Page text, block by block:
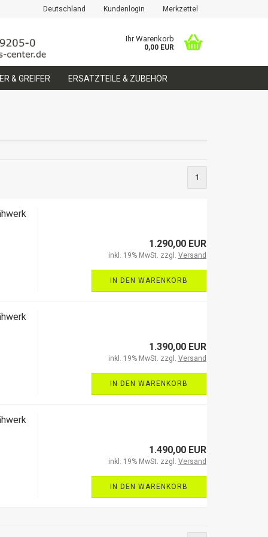
Deutschland Kundenlogin Merkzettel
Ihr Warenkorb
0,00 EUR
& GREIFER ERSATZTEILE & ZUBEHÖR
1
1.290,00 EUR
inkl. 19% MwSt. zzgl. Versand
IN DEN WARENKORB
1.390,00 EUR
inkl. 19% MwSt. zzgl. Versand
IN DEN WARENKORB
1.490,00 EUR
inkl. 19% MwSt. zzgl. Versand
IN DEN WARENKORB